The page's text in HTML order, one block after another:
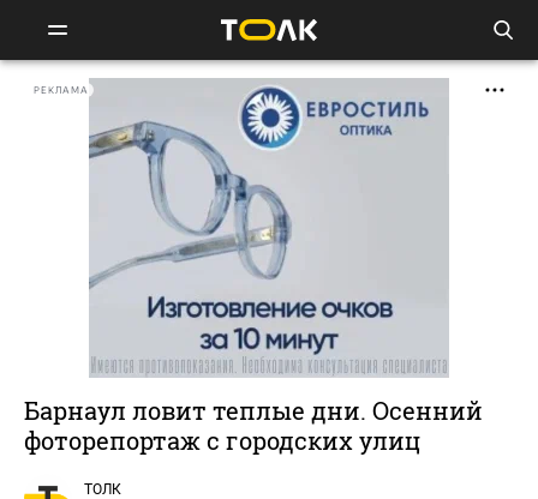
РЕКЛАМА
Барнаул ловит теплые дни. Осенний
фоторепортаж с городских улиц
ТОЛК